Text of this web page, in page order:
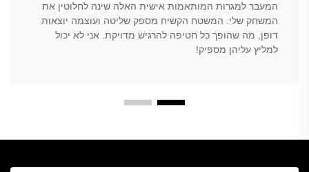
המעבר למגרות המותאמות אישית האלה שינה לחלוטין את
המשחק שלי. המשטח הקשיח מספק שליטה ועוצמה יוצאות
דופן, מה שהופך כל חטיפה להרגיש מדויקת. אני לא יכול
למליץ עליהן מספיק!